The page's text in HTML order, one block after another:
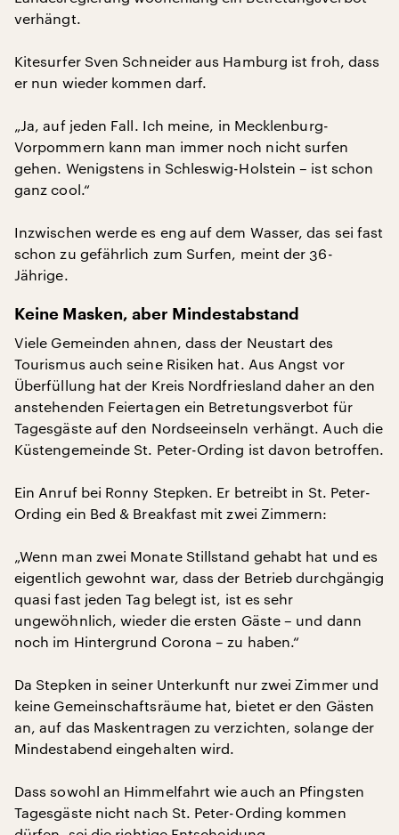
verhängt.
Kitesurfer Sven Schneider aus Hamburg ist froh, dass
er nun wieder kommen darf.
„Ja, auf jeden Fall. Ich meine, in Mecklenburg-
Vorpommern kann man immer noch nicht surfen
gehen. Wenigstens in Schleswig-Holstein – ist schon
ganz cool.“
Inzwischen werde es eng auf dem Wasser, das sei fast
schon zu gefährlich zum Surfen, meint der 36-
Jährige.
Keine Masken, aber Mindestabstand
Viele Gemeinden ahnen, dass der Neustart des
Tourismus auch seine Risiken hat. Aus Angst vor
Überfüllung hat der Kreis Nordfriesland daher an den
anstehenden Feiertagen ein Betretungsverbot für
Tagesgäste auf den Nordseeinseln verhängt. Auch die
Küstengemeinde St. Peter-Ording ist davon betroffen.
Ein Anruf bei Ronny Stepken. Er betreibt in St. Peter-
Ording ein Bed & Breakfast mit zwei Zimmern:
„Wenn man zwei Monate Stillstand gehabt hat und es
eigentlich gewohnt war, dass der Betrieb durchgängig
quasi fast jeden Tag belegt ist, ist es sehr
ungewöhnlich, wieder die ersten Gäste – und dann
noch im Hintergrund Corona – zu haben.“
Da Stepken in seiner Unterkunft nur zwei Zimmer und
keine Gemeinschaftsräume hat, bietet er den Gästen
an, auf das Maskentragen zu verzichten, solange der
Mindestabend eingehalten wird.
Dass sowohl an Himmelfahrt wie auch an Pfingsten
Tagesgäste nicht nach St. Peter-Ording kommen